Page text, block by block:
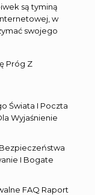
są tyminą
w
swojego
Próg Z
Świata I Poczta
Wyjaśnienie
I Bogate
FAQ Raport